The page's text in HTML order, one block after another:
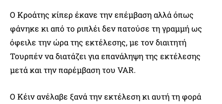
Ο Κροάτης κίπερ έκανε την επέμβαση αλλά όπως
φάνηκε κι από το ριπλέι δεν πατούσε τη γραμμή ως
όφειλε την ώρα της εκτέλεσης, με τον διαιτητή
Τουρπέν να διατάζει για επανάληψη της εκτέλεσης
μετά και την παρέμβαση του VAR.
Ο Κέιν ανέλαβε ξανά την εκτέλεση κι αυτή τη φορά